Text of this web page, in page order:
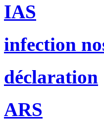
IAS
infection
déclaration
ARS